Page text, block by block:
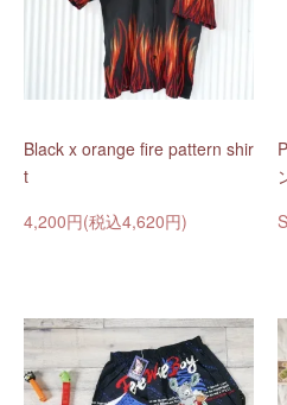
Black x orange fire pattern shir
t
4,200円(税込4,620円)